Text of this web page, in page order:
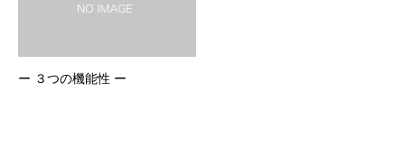
ー ３つの機能性 ー